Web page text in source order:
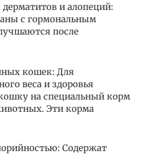
и алопеций:
с гормональным
после
кошек: Для
веса и здоровья
на специальный корм
Эти корма
Содержат